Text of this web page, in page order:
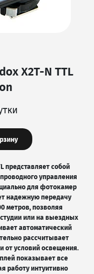
X2T-N TTL
представляет собой
управления
для фотокамер
надежную передачу
метров, позволяя
или на выездных
автоматический
рассчитывает
от условий освещения.
показывает все
работу интуитивно